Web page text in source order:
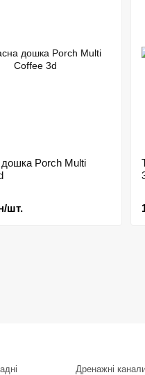
дошка Porch Multi
шт.
Дренажні